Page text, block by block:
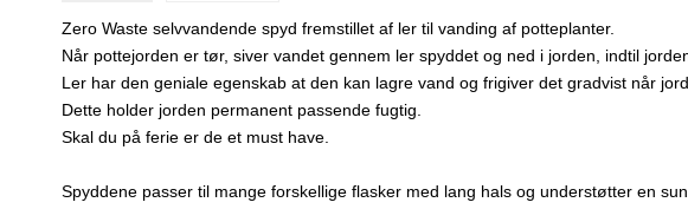
Zero Waste selvvandende spyd fremstillet af ler til vanding af potteplanter.
Når pottejorden er tør, siver vandet gennem ler spyddet og ned i jorden, indtil
Ler har den geniale egenskab at den kan lagre vand og frigiver det gradvist når
Dette holder jorden permanent passende fugtig.
Skal du på ferie er de et must have.
Spyddene passer til mange forskellige flasker med lang hals og understøtter en